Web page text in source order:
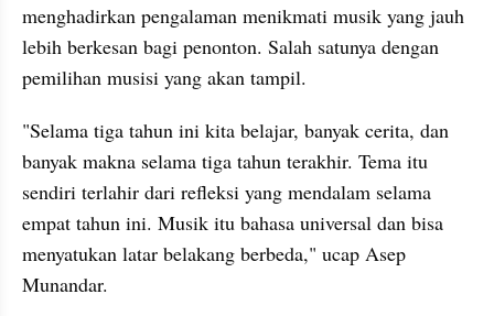
menghadirkan pengalaman menikmati musik yang jauh
lebih berkesan bagi penonton. Salah satunya dengan
pemilihan musisi yang akan tampil.
"Selama tiga tahun ini kita belajar, banyak cerita, dan
banyak makna selama tiga tahun terakhir. Tema itu
sendiri terlahir dari refleksi yang mendalam selama
empat tahun ini. Musik itu bahasa universal dan bisa
menyatukan latar belakang berbeda," ucap Asep
Munandar.